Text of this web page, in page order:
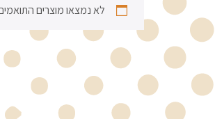
לא נמצאו מוצרים